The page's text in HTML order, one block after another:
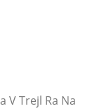
V Trejl Ra Na